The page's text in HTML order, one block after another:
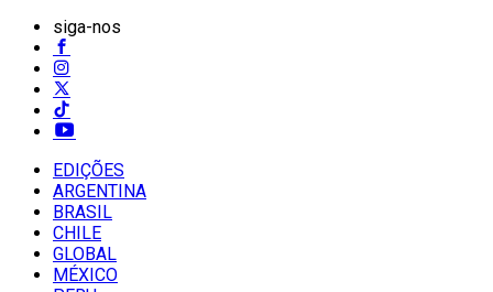
siga-nos
EDIÇÕES
ARGENTINA
BRASIL
CHILE
GLOBAL
MÉXICO